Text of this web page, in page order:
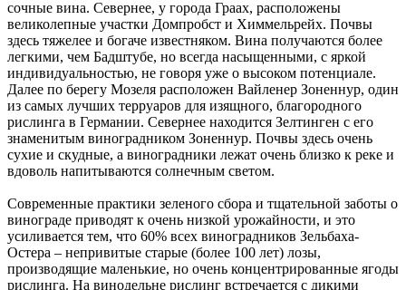
сочные вина. Севернее, у города Граах, расположены
великолепные участки Домпробст и Химмельрейх. Почвы
здесь тяжелее и богаче известняком. Вина получаются более
легкими, чем Бадштубе, но всегда насыщенными, с яркой
индивидуальностью, не говоря уже о высоком потенциале.
Далее по берегу Мозеля расположен Вайленер Зоненнур, один
из самых лучших терруаров для изящного, благородного
рислинга в Германии. Севернее находится Зелтинген с его
знаменитым виноградником Зоненнур. Почвы здесь очень
сухие и скудные, а виноградники лежат очень близко к реке и
вдоволь напитываются солнечным светом.
Современные практики зеленого сбора и тщательной заботы о
винограде приводят к очень низкой урожайности, и это
усиливается тем, что 60% всех виноградников Зельбаха-
Остера – непривитые старые (более 100 лет) лозы,
производящие маленькие, но очень концентрированные ягоды
рислинга. На винодельне рислинг встречается с дикими